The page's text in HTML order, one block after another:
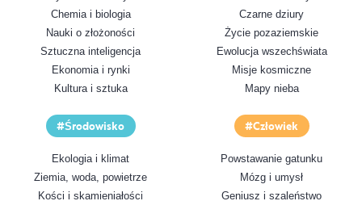
Chemia i biologia
Nauki o złożoności
Sztuczna inteligencja
Ekonomia i rynki
Kultura i sztuka
Czarne dziury
Życie pozaziemskie
Ewolucja wszechświata
Misje kosmiczne
Mapy nieba
Środowisko
Ekologia i klimat
Ziemia, woda, powietrze
Kości i skamieniałości
Człowiek
Powstawanie gatunku
Mózg i umysł
Geniusz i szaleństwo